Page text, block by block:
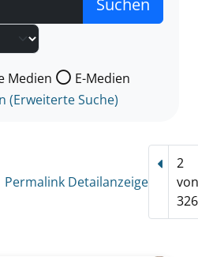
nach der Sie suchen wollen.
Medien
E-Medien
(Erweiterte Suche)
Permalink Detailanzeige
2
von
326